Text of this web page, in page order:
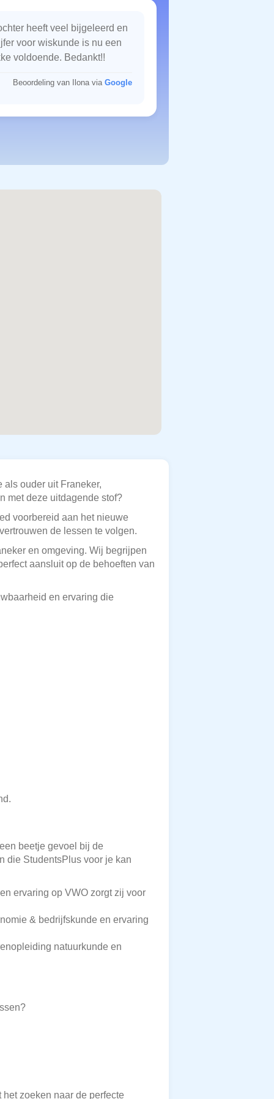
heeft veel bijgeleerd en
voor wiskunde is nu een
voldoende. Bedankt!!
Beoordeling van Ilona via Google
ouder uit Franeker,
met deze uitdagende stof?
voorbereid aan het nieuwe
de lessen te volgen.
en omgeving. Wij begrijpen
aansluit op de behoeften van
en ervaring die
beetje gevoel bij de
die StudentsPlus voor je kan
ervaring op VWO zorgt zij voor
& bedrijfskunde en ervaring
natuurkunde en
zoeken naar de perfecte